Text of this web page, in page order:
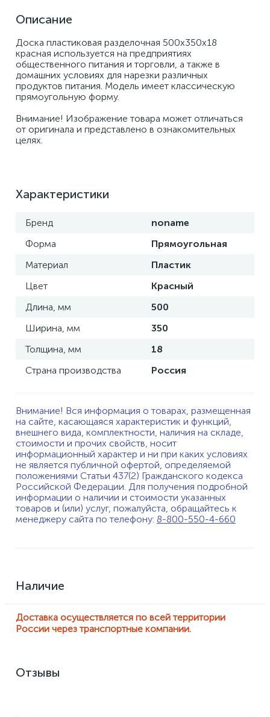
Описание
Доска пластиковая разделочная 500х350х18
красная используется на предприятиях
общественного питания и торговли, а также в
домашних условиях для нарезки различных
продуктов питания. Модель имеет классическую
прямоугольную форму.
Внимание! Изображение товара может отличаться
от оригинала и представлено в ознакомительных
целях.
Характеристики
Бренд
noname
Форма
Прямоугольная
Материал
Пластик
Цвет
Красный
Длина, мм
500
Ширина, мм
350
Толщина, мм
18
Страна производства
Россия
Внимание! Вся информация о товарах, размещенная
на сайте, касающаяся характеристик и функций,
внешнего вида, комплектности, наличия на складе,
стоимости и прочих свойств, носит
информационный характер и ни при каких условиях
не является публичной офертой, определяемой
положениями Статьи 437(2) Гражданского кодекса
Российской Федерации. Для получения подробной
информации о наличии и стоимости указанных
товаров и (или) услуг, пожалуйста, обращайтесь к
менеджеру сайта по телефону: 8-800-550-4-660
Наличие
Доставка осуществляется по всей территории
России через транспортные компании.
Отзывы